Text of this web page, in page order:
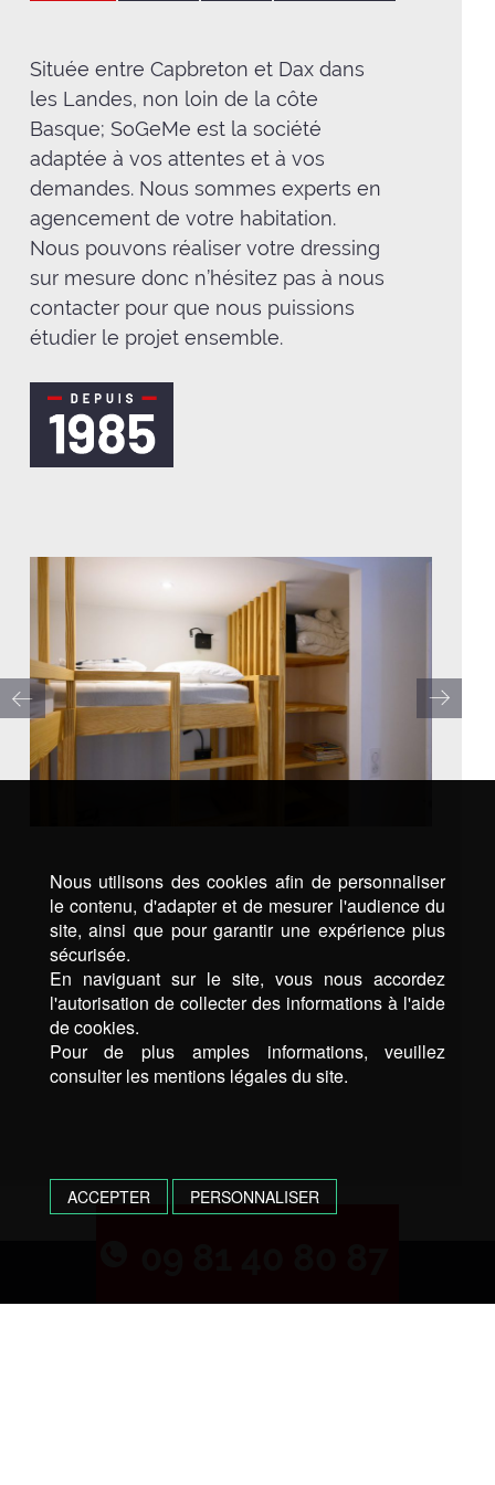
Située entre Capbreton et Dax dans
les Landes, non loin de la côte
Basque; SoGeMe est la société
adaptée à vos attentes et à vos
demandes. Nous sommes experts en
agencement de votre habitation.
Nous pouvons réaliser votre dressing
sur mesure donc n’hésitez pas à nous
contacter pour que nous puissions
étudier le projet ensemble.
Nous utilisons des cookies afin de personnaliser
le contenu, d'adapter et de mesurer l'audience du
site, ainsi que pour garantir une expérience plus
sécurisée.
En naviguant sur le site, vous nous accordez
l'autorisation de collecter des informations à l'aide
de cookies.
Pour de plus amples informations, veuillez
consulter les mentions légales du site.
ACCEPTER PERSONNALISER